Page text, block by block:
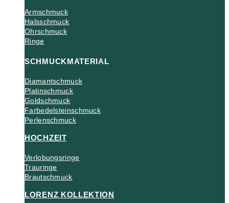
Armschmuck
Halsschmuck
Ohrschmuck
Ringe
SCHMUCKMATERIAL
Diamantschmuck
Platinschmuck
Goldschmuck
Farbedelsteinschmuck
Perlenschmuck
HOCHZEIT
Verlobungsringe
Trauringe
Brautschmuck
LORENZ KOLLEKTION